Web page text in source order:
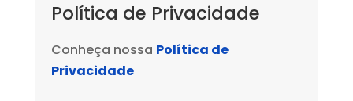
Política de Privacidade
Conheça nossa Política de
Privacidade